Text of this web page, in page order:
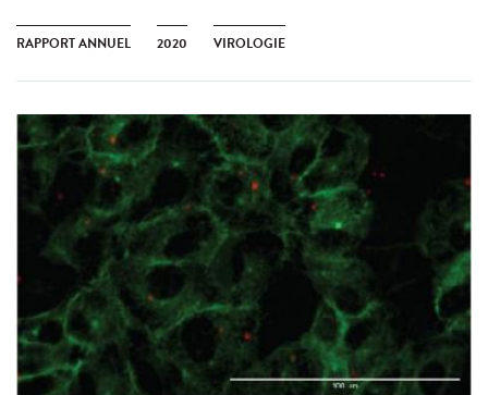
RAPPORT ANNUEL 2020 VIROLOGIE